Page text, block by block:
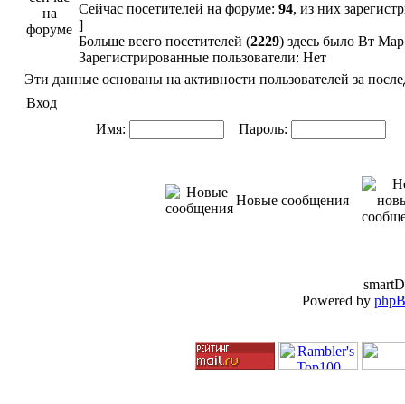
Сейчас посетителей на форуме: 94, из них
]
Больше всего посетителей (2229) здесь было Вт
Зарегистрированные пользователи: Нет
Эти данные основаны на активности пользователей за
Вход
Имя:
Пароль:
Новые сообщения
Powered by